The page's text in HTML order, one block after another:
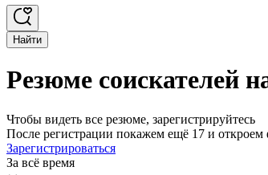
Найти
Резюме соискателей
Чтобы видеть все резюме, зарегистрируйтесь
После регистрации покажем ещё 17 и откроем
Зарегистрироваться
За всё время